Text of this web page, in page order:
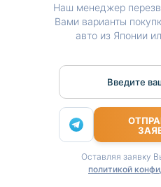
Наш менеджер
Вами варианты
авто из Японии
Введите
Оставляя заявку
политикой